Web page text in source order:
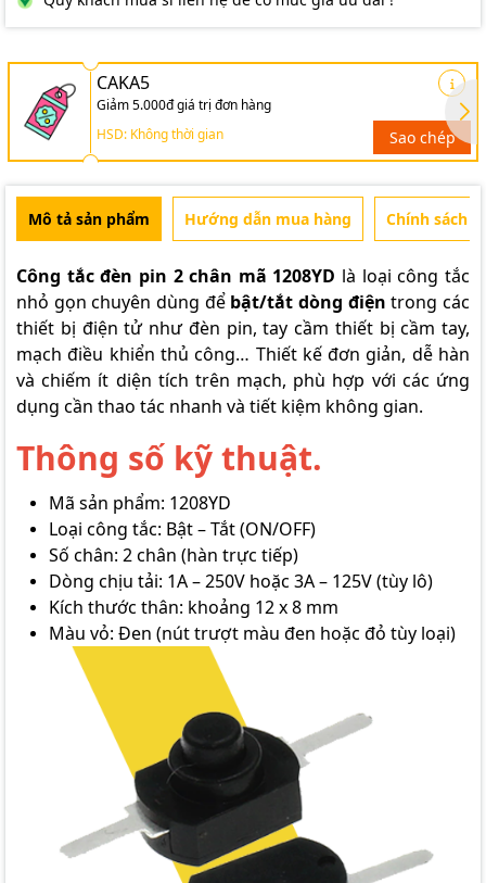
CAKA5
Giảm 5.000đ giá trị đơn hàng
HSD: Không thời gian
Sao chép
Mô tả sản phẩm Hướng dẫn mua hàng Chính sách
Công tắc đèn pin 2 chân mã 1208YD là loại công tắc
nhỏ gọn chuyên dùng để bật/tắt dòng điện trong các
thiết bị điện tử như đèn pin, tay cầm thiết bị cầm tay,
mạch điều khiển thủ công… Thiết kế đơn giản, dễ hàn
và chiếm ít diện tích trên mạch, phù hợp với các ứng
dụng cần thao tác nhanh và tiết kiệm không gian.
Thông số kỹ thuật.
Mã sản phẩm: 1208YD
Loại công tắc: Bật – Tắt (ON/OFF)
Số chân: 2 chân (hàn trực tiếp)
Dòng chịu tải: 1A – 250V hoặc 3A – 125V (tùy lô)
Kích thước thân: khoảng 12 x 8 mm
Màu vỏ: Đen (nút trượt màu đen hoặc đỏ tùy loại)